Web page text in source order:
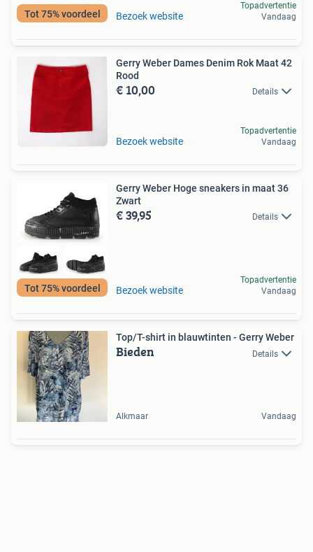
Tot 75% voordeel Bezoek website
Topadvertentie
Vandaag
Gerry Weber Dames Denim Rok Maat 42
Rood
€ 10,00 Details
Bezoek website
Topadvertentie
Vandaag
Tot 75% voordeel
Gerry Weber Hoge sneakers in maat 36
Zwart
€ 39,95 Details
Bezoek website
Topadvertentie
Vandaag
Top/T-shirt in blauwtinten - Gerry Weber
Bieden Details
Alkmaar Vandaag